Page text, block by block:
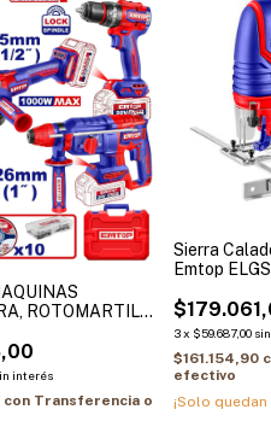
ROTOMARTILO
interés
con Transferencia o
Sierra
Emtop
3x $59.687,00
$161.154,90
efectivo
¡Solo quedan